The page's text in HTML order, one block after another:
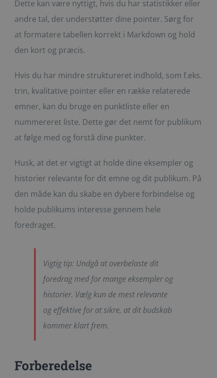
Dette kan være nyttigt, hvis du har statistikker eller
andre tal, der understøtter dine pointer. Sørg for
at formatere tabellen korrekt i Markdown og hold
den kort og præcis.
Hvis du har mindre struktureret indhold, som f.eks.
trin, kvalitative pointer eller en række relaterede
emner, kan du bruge en punktliste eller en
nummereret liste. Dette gør det nemt for publikum
at følge med og forstå dine punkter.
Husk, at det er vigtigt at holde dine eksempler og
historier relevante for dit emne og dit publikum. På
den måde kan du skabe en dybere forbindelse og
holde publikums interesse gennem hele
foredraget.
Vigtig tip: Undgå at overbelaste dit
foredrag med for mange eksempler og
historier. Vælg kun de mest relevante
og effektive for at sikre, at dit budskab
kommer klart frem.
Forberedelse